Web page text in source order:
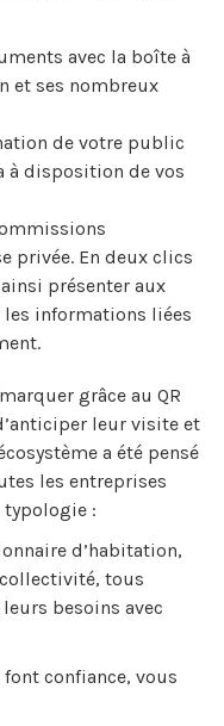
avec la boîte à
et ses nombreux
de votre public
à disposition de vos
privée. En deux clics
présenter aux
informations liées
grâce au QR
leur visite et
a été pensé
les entreprises
:
d’habitation,
collectivité, tous
besoins avec
confiance, vous